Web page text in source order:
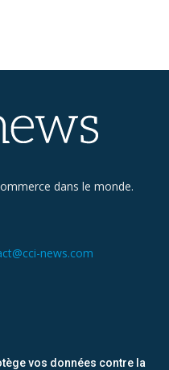
dans le monde.
news.com
vos données contre la